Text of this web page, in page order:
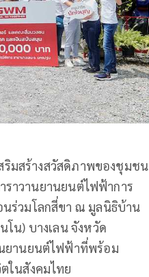
ริมสร้างสวัสดิภาพของชุมชน
ราวานยานยนต์ไฟฟ้าการ
ร่วมโลกสี่ขา ณ มูลนิธิบ้าน
น) บางเลน จังหวัด
ยานยนต์ไฟฟ้าที่พร้อม
ในสังคมไทย